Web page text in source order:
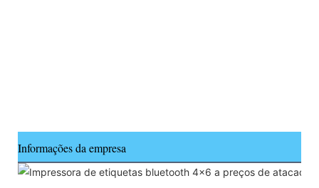
Informações da empresa